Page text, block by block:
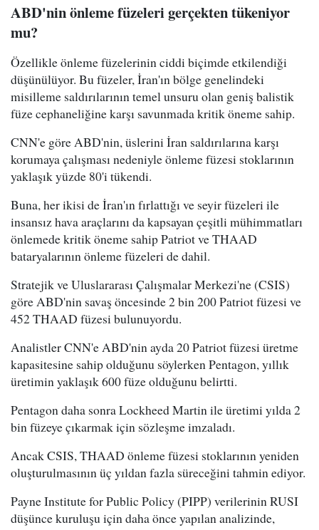
ABD'nin önleme füzeleri gerçekten tükeniyor
mu?
Özellikle önleme füzelerinin ciddi biçimde etkilendiği
düşünülüyor. Bu füzeler, İran'ın bölge genelindeki
misilleme saldırılarının temel unsuru olan geniş balistik
füze cephaneliğine karşı savunmada kritik öneme sahip.
CNN'e göre ABD'nin, üslerini İran saldırılarına karşı
korumaya çalışması nedeniyle önleme füzesi stoklarının
yaklaşık yüzde 80'i tükendi.
Buna, her ikisi de İran'ın fırlattığı ve seyir füzeleri ile
insansız hava araçlarını da kapsayan çeşitli mühimmatları
önlemede kritik öneme sahip Patriot ve THAAD
bataryalarının önleme füzeleri de dahil.
Stratejik ve Uluslararası Çalışmalar Merkezi'ne (CSIS)
göre ABD'nin savaş öncesinde 2 bin 200 Patriot füzesi ve
452 THAAD füzesi bulunuyordu.
Analistler CNN'e ABD'nin ayda 20 Patriot füzesi üretme
kapasitesine sahip olduğunu söylerken Pentagon, yıllık
üretimin yaklaşık 600 füze olduğunu belirtti.
Pentagon daha sonra Lockheed Martin ile üretimi yılda 2
bin füzeye çıkarmak için sözleşme imzaladı.
Ancak CSIS, THAAD önleme füzesi stoklarının yeniden
oluşturulmasının üç yıldan fazla süreceğini tahmin ediyor.
Payne Institute for Public Policy (PIPP) verilerinin RUSI
düşünce kuruluşu için daha önce yapılan analizinde,